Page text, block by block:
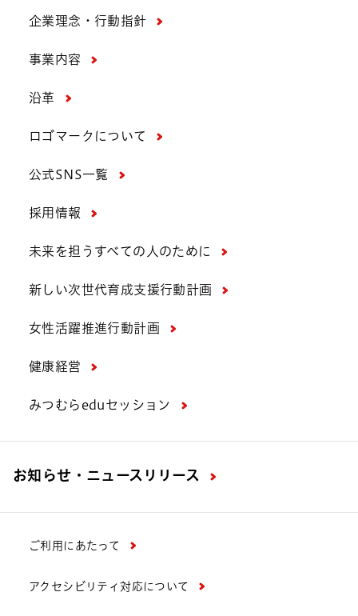
企業理念・行動指針
事業内容
沿革
ロゴマークについて
公式SNS一覧
採用情報
未来を担うすべての人のために
新しい次世代育成支援行動計画
女性活躍推進行動計画
健康経営
みつむらeduセッション
お知らせ・ニュースリリース
ご利用にあたって
アクセシビリティ対応について